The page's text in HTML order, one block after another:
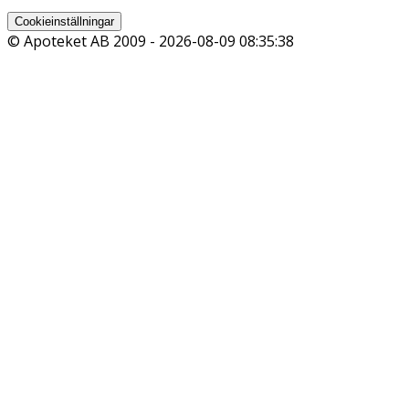
Cookieinställningar
© Apoteket AB 2009 - 2026-08-09 08:35:38